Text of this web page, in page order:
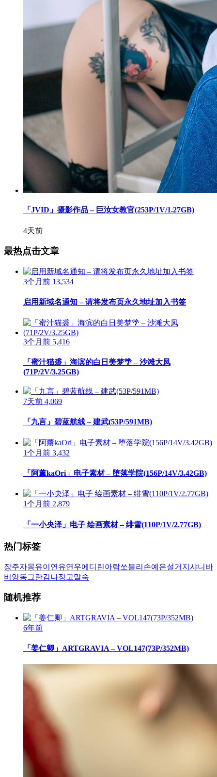
「JVID」摄影作品 – 巨汝女教官(253P/1V/1.27GB)
4天前
最热点击文章
3个月前 13,534
启用新域名通知 – 请将发布页永久地址加入书签
3个月前 5,416
「蜜汁猫裘」海滨的白日美梦🌴 – 沙滩大凤
(71P/2V/3.25GB)
7天前 4,069
「九言」碧蓝航线 – 建武(53P/591MB)
1个月前 3,432
「阿薰kaOri」电子素材 – 堕落学院(156P/14V/3.42GB)
1个月前 2,879
「一小央泽」电子 绘画素材 – 绯雪(110P/1V/2.77GB)
热门标签
장주자몽유이 연유연우에디린아람쏘블리 손예은설거지 샤니 바
비앙동그란김나정 고말숙
随机推荐
6年前
「姜仁卿」ARTGRAVIA – VOL147(73P/352MB)